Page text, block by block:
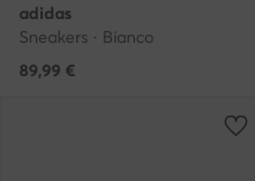
adidas
Sneakers · Bianco
89,99 €